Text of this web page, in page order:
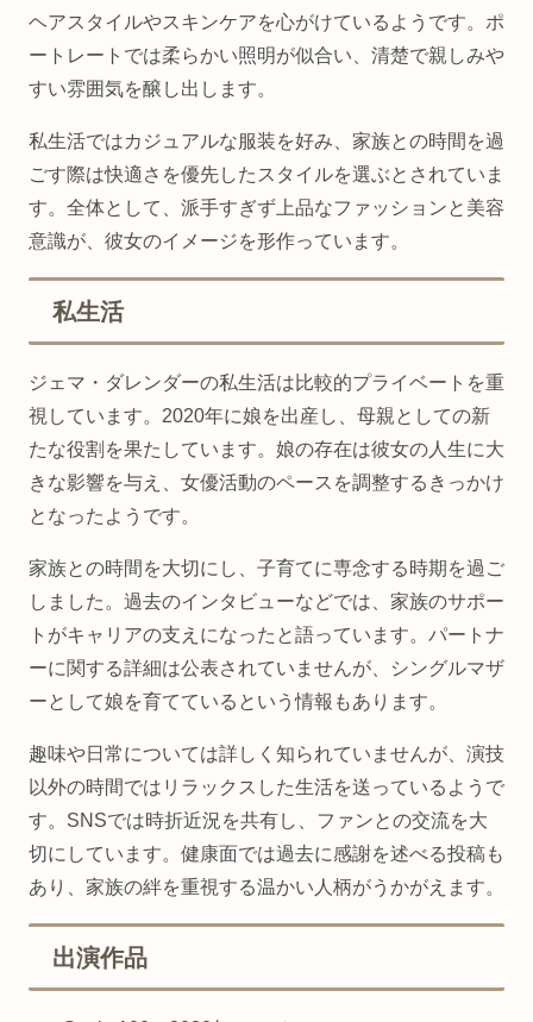
ヘアスタイルやスキンケアを心がけているようです。ポ
ートレートでは柔らかい照明が似合い、清楚で親しみや
すい雰囲気を醸し出します。
私生活ではカジュアルな服装を好み、家族との時間を過
ごす際は快適さを優先したスタイルを選ぶとされていま
す。全体として、派手すぎず上品なファッションと美容
意識が、彼女のイメージを形作っています。
私生活
ジェマ・ダレンダーの私生活は比較的プライベートを重
視しています。2020年に娘を出産し、母親としての新
たな役割を果たしています。娘の存在は彼女の人生に大
きな影響を与え、女優活動のペースを調整するきっかけ
となったようです。
家族との時間を大切にし、子育てに専念する時期を過ご
しました。過去のインタビューなどでは、家族のサポー
トがキャリアの支えになったと語っています。パートナ
ーに関する詳細は公表されていませんが、シングルマザ
ーとして娘を育てているという情報もあります。
趣味や日常については詳しく知られていませんが、演技
以外の時間ではリラックスした生活を送っているようで
す。SNSでは時折近況を共有し、ファンとの交流を大
切にしています。健康面では過去に感謝を述べる投稿も
あり、家族の絆を重視する温かい人柄がうかがえます。
出演作品